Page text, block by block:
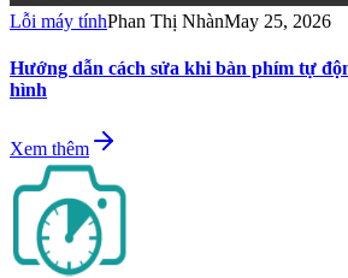
Lỗi máy tínhPhan Thị NhànMay 25, 2026
Hướng dẫn cách sửa khi bàn phím tự
hình
Xem thêm